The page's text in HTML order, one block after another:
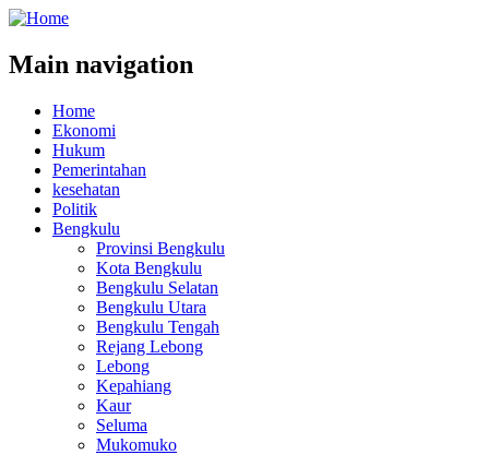
Main navigation
Home
Ekonomi
Hukum
Pemerintahan
kesehatan
Politik
Bengkulu
Provinsi Bengkulu
Kota Bengkulu
Bengkulu Selatan
Bengkulu Utara
Bengkulu Tengah
Rejang Lebong
Lebong
Kepahiang
Kaur
Seluma
Mukomuko